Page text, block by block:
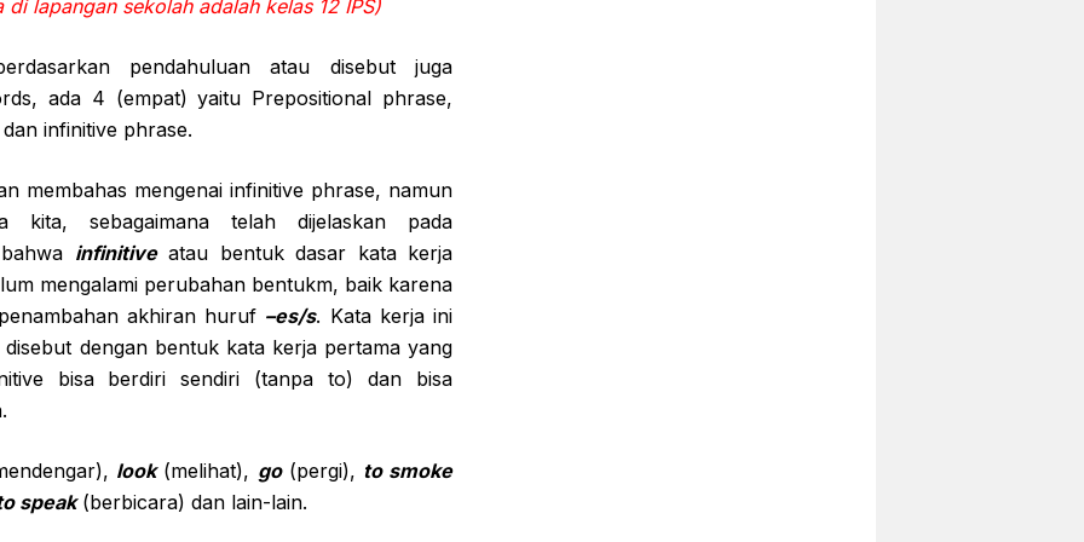
lapangan sekolah adalah kelas 12 IPS)
pendahuluan atau disebut juga
ada 4 (empat) yaitu Prepositional phrase,
infinitive phrase.
membahas mengenai infinitive phrase, namun
kita, sebagaimana telah dijelaskan pada
infinitiveatau bentuk dasar kata kerja
mengalami perubahan bentukm, baik karena
akhiran huruf –es/s. Kata kerja ini
dengan bentuk kata kerja pertama yang
bisa berdiri sendiri (tanpa to) dan bisa
look(melihat), go(pergi), to smoke
speak(berbicara) dan lain-lain.